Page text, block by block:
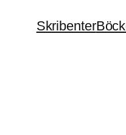
Skribenter